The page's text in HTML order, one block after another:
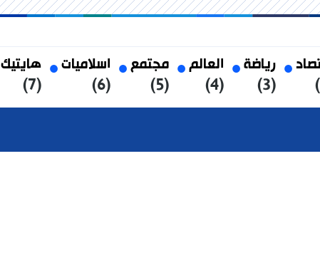
رياضة
(3)
العالم
(4)
مجتمع
(5)
اسلاميات
(6)
هايتيك
(7)